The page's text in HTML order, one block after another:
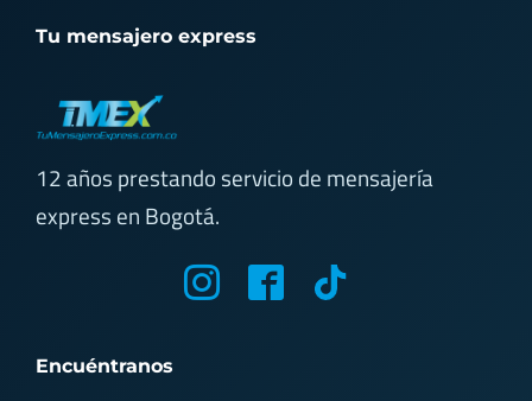
Tu mensajero express
12 años prestando servicio de mensajería
express en Bogotá.
M
M
T
Encuéntranos